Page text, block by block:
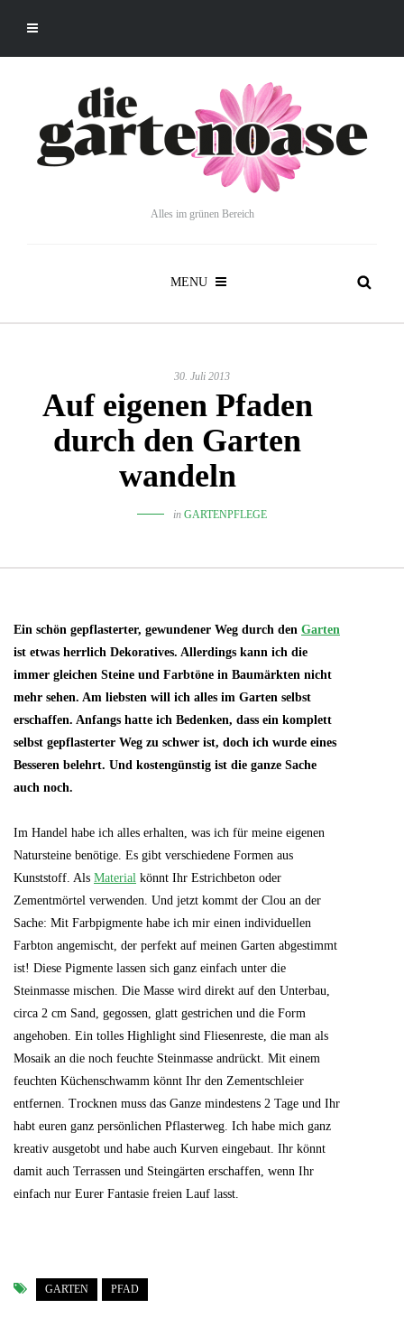
Alles im grünen Bereich
MENU
30. Juli 2013
Auf eigenen Pfaden
durch den Garten
wandeln
in GARTENPFLEGE
Ein schön gepflasterter, gewundener Weg durch den Garten
ist etwas herrlich Dekoratives. Allerdings kann ich die
immer gleichen Steine und Farbtöne in Baumärkten nicht
mehr sehen. Am liebsten will ich alles im Garten selbst
erschaffen. Anfangs hatte ich Bedenken, dass ein komplett
selbst gepflasterter Weg zu schwer ist, doch ich wurde eines
Besseren belehrt. Und kostengünstig ist die ganze Sache
auch noch.
Im Handel habe ich alles erhalten, was ich für meine eigenen
Natursteine benötige. Es gibt verschiedene Formen aus
Kunststoff. Als Material könnt Ihr Estrichbeton oder
Zementmörtel verwenden. Und jetzt kommt der Clou an der
Sache: Mit Farbpigmente habe ich mir einen individuellen
Farbton angemischt, der perfekt auf meinen Garten abgestimmt
ist! Diese Pigmente lassen sich ganz einfach unter die
Steinmasse mischen. Die Masse wird direkt auf den Unterbau,
circa 2 cm Sand, gegossen, glatt gestrichen und die Form
angehoben. Ein tolles Highlight sind Fliesenreste, die man als
Mosaik an die noch feuchte Steinmasse andrückt. Mit einem
feuchten Küchenschwamm könnt Ihr den Zementschleier
entfernen. Trocknen muss das Ganze mindestens 2 Tage und Ihr
habt euren ganz persönlichen Pflasterweg. Ich habe mich ganz
kreativ ausgetobt und habe auch Kurven eingebaut. Ihr könnt
damit auch Terrassen und Steingärten erschaffen, wenn Ihr
einfach nur Eurer Fantasie freien Lauf lasst.
GARTEN PFAD